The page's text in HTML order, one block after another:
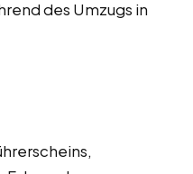
des Umzugs in